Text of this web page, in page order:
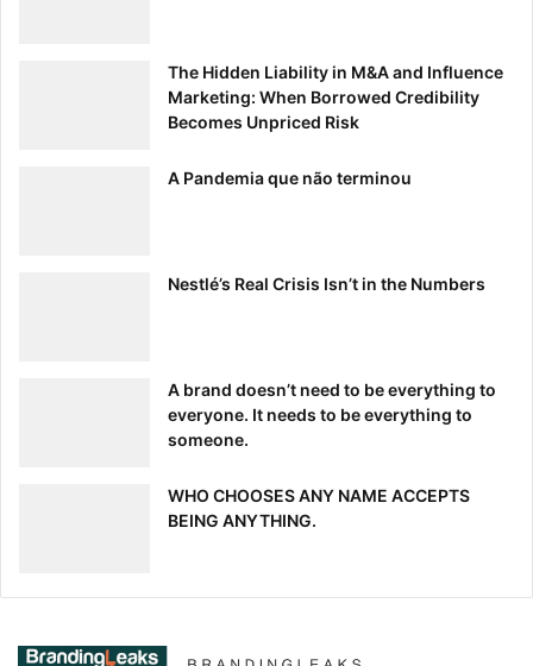
The Hidden Liability in M&A and Influence
Marketing: When Borrowed Credibility
Becomes Unpriced Risk
A Pandemia que não terminou
Nestlé’s Real Crisis Isn’t in the Numbers
A brand doesn’t need to be everything to
everyone. It needs to be everything to
someone.
WHO CHOOSES ANY NAME ACCEPTS
BEING ANYTHING.